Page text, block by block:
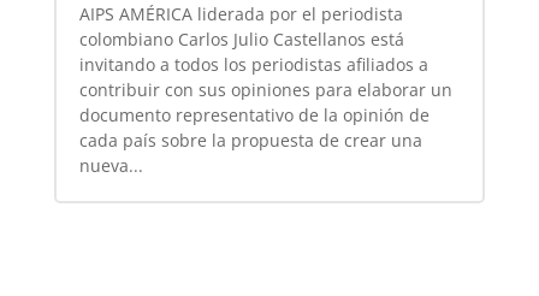
AIPS AMÉRICA liderada por el periodista
colombiano Carlos Julio Castellanos está
invitando a todos los periodistas afiliados a
contribuir con sus opiniones para elaborar un
documento representativo de la opinión de
cada país sobre la propuesta de crear una
nueva...